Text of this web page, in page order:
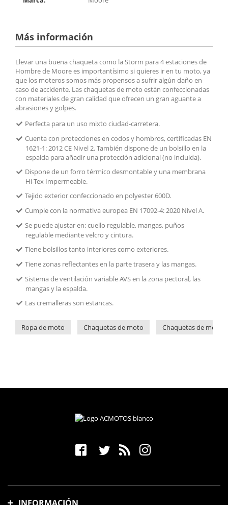
Más información
Llevar una buena chaqueta como la Storm para 4 estaciones de
Hombre de Moore es importantísimo si quieres ir en tu moto, ya
que los moteros somos más propensos a sufrir algún daño en
caso de accidente. Las chaquetas de moto están confeccionadas
con materiales de gran calidad que ofrecen un gran aguante a
abrasiones y golpes.
Perfecta para un uso mixto ciudad-carretera.
Cuenta con protecciones en codos y hombros, certificadas EN
1621-1: 2012 CE Nivel 2. También dispone de un bolsillo en la
espalda para añadir una protección adicional (no incluida).
Dispone de un forro térmico desmontable y una membrana
Hi-Tex Impermeable.
Tejido exterior confeccionado en polyester 600D.
Cumple con la normativa europea EN 17092-4: 2020 Nivel A.
Se puede ajustar en: cuello regulable, mangas, puños
regulable mediante velcro y cintura.
Tiene bolsillos tanto interiores como exteriores.
Tiene zonas reflectantes en la parte trasera y las mangas.
Sistema de ventilación variable AVS en la zona pectoral, las
mangas y la espalda.
Las cremalleras son estancas.
Ropa de moto Chaquetas de moto Chaquetas de moto